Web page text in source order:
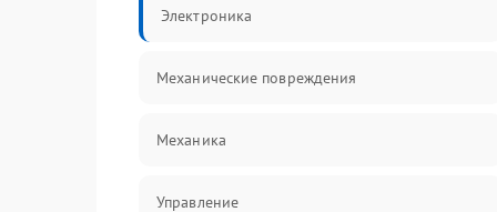
Электроника
Механические повреждения
Механика
Управление